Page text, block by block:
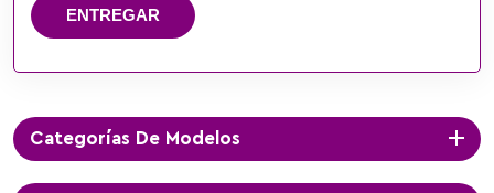
ENTREGAR
Categorías De Modelos